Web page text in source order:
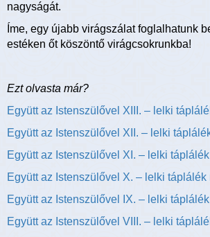
nagyságát.
Íme, egy újabb virágszálat foglalhatunk
estéken őt köszöntő virágcsokrunkba!
Ezt olvasta már?
Együtt az Istenszülővel XIII. – lelki
Együtt az Istenszülővel XII. – lelki
Együtt az Istenszülővel XI. – lelki
Együtt az Istenszülővel X. – lelki
Együtt az Istenszülővel IX. – lelki
Együtt az Istenszülővel VIII. – lelki